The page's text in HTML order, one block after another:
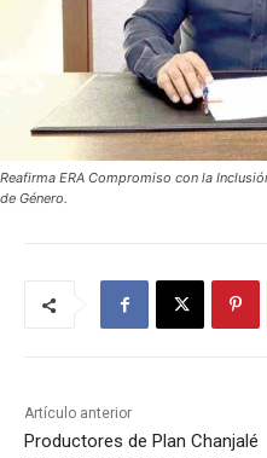
Reafirma ERA Compromiso con la
de Género.
Artículo anterior
Productores de Plan Chanjalé